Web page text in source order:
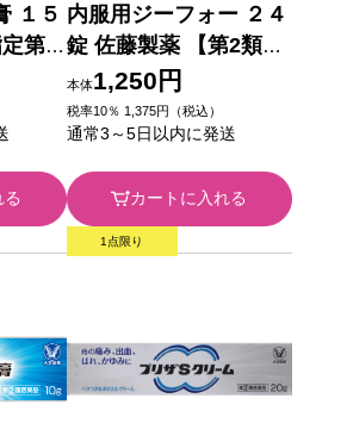
１５
第2
内服用ジーフォー ２４
錠 佐藤製薬 【第2類医
薬品】
本体1,250円
税率10％ 1,375円（税込）
通常3～5日以内に発送
カートに入れる
1点限り